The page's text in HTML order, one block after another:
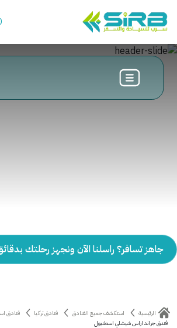
جاهز تسافر؟ راسلنا الآن ونجهز رحلتك
الرئيسية استكشف جميع الفنادق فنادق تركيا
فنادق
فندق جراند اراس شيشلي اسطنبول